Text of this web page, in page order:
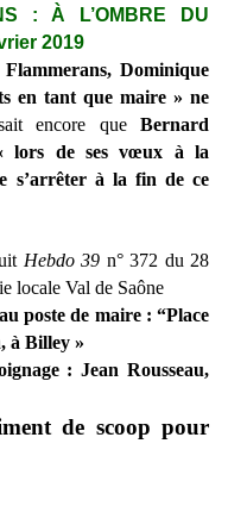
: À L’OMBRE DU
2019
Flammerans, Dominique
en tant que maire » ne
encore que Bernard
lors de ses vœux à la
s’arrêter à la fin de ce
Hebdo 39 n° 372 du 28
locale Val de Saône
poste de maire : “Place
à Billey »
: Jean Rousseau,
de scoop pour